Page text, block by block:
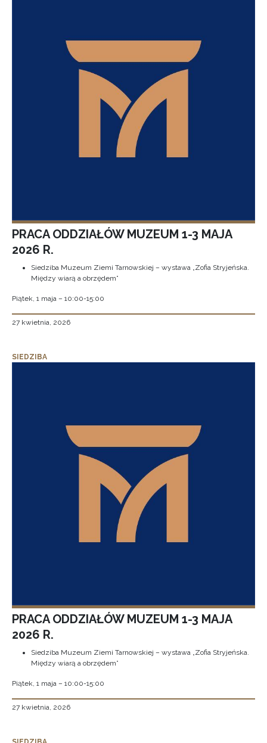
PRACA ODDZIAŁÓW MUZEUM 1-3 MAJA
2026 R.
Siedziba Muzeum Ziemi Tarnowskiej – wystawa „Zofia Stryjeńska.
Między wiarą a obrzędem”
Piątek, 1 maja – 10:00-15:00
27 kwietnia, 2026
SIEDZIBA
PRACA ODDZIAŁÓW MUZEUM 1-3 MAJA
2026 R.
Siedziba Muzeum Ziemi Tarnowskiej – wystawa „Zofia Stryjeńska.
Między wiarą a obrzędem”
Piątek, 1 maja – 10:00-15:00
27 kwietnia, 2026